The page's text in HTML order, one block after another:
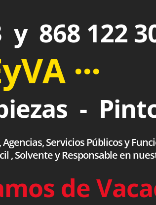
y 868 122
···
-
Servicios Públicos y
, Solvente y Responsable en
de